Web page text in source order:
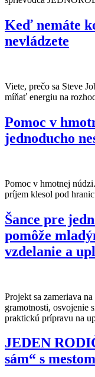
Keď nemáte
nevládzete
Viete, prečo sa Steve
míňať energiu na
Pomoc v
jednoducho
Pomoc v hmotnej
príjem klesol pod
Šance pre
pomôže
vzdelanie a
Projekt sa zameriava
gramotnosti, osvojenie
praktickú prípravu na
JEDEN
sám“ s